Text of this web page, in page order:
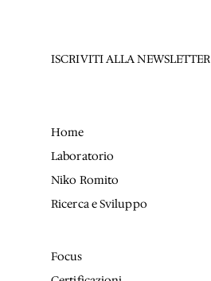
ISCRIVITI ALLA NEWSLETTER
Home
Laboratorio
Niko Romito
Ricerca e Sviluppo
Focus